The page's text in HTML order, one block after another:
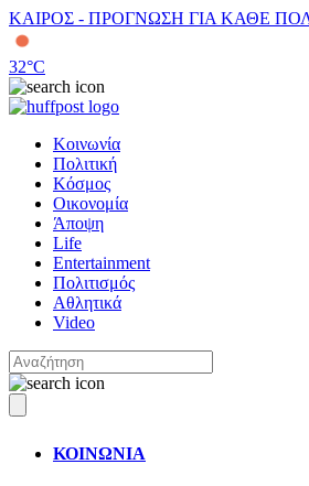
ΚΑΙΡΟΣ - ΠΡΟΓΝΩΣΗ ΓΙΑ ΚΑΘΕ
32°C
Κοινωνία
Πολιτική
Κόσμος
Οικονομία
Άποψη
Life
Entertainment
Πολιτισμός
Αθλητικά
Video
ΚΟΙΝΩΝΙΑ